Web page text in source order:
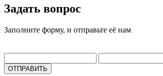
Задать вопрос
Заполните форму, и отправьте её нам
ОТПРАВИТЬ